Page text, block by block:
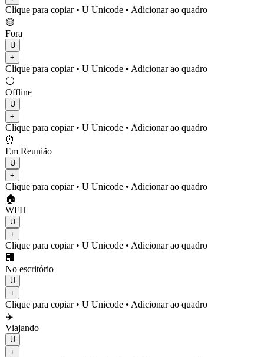
Clique para copiar• U Unicode • Adicionar ao quadro
🟡
Fora
U
+
Clique para copiar• U Unicode • Adicionar ao quadro
⚪
Offline
U
+
Clique para copiar• U Unicode • Adicionar ao quadro
⏰
Em Reunião
U
+
Clique para copiar• U Unicode • Adicionar ao quadro
🏠
WFH
U
+
Clique para copiar• U Unicode • Adicionar ao quadro
🏢
No escritório
U
+
Clique para copiar• U Unicode • Adicionar ao quadro
✈️
Viajando
U
+